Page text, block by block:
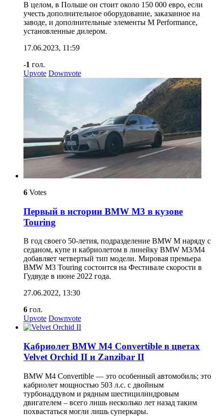
В целом, в Польше он стоит около 150 000 евро, если
учесть дополнительное оборудование, заказанное на
заводе, и дополнительные элементы M Performance,
установленные дилером.
17.06.2023, 11:59
-1 гол.
Upvote Downvote
6 Votes
Первый в истории BMW M3 в кузове
Touring
В год своего 50-летия, подразделение BMW M наряду с
седаном, купе и кабриолетом в линейку BMW M3/M4
добавляет четвертый тип модели. Мировая премьера
BMW M3 Touring состоится на Фестивале скорости в
Гудвуде в июне 2022 года.
27.06.2022, 13:30
6 гол.
Upvote Downvote
Кабриолет BMW M4 Convertible в цветах
Velvet Orchid II и Zanzibar II
BMW M4 Convertible — это особенный автомобиль; это
кабриолет мощностью 503 л.с. с двойным
турбонаддувом и рядным шестицилиндровым
двигателем – всего лишь несколько лет назад таким
похвастаться могли лишь суперкары.